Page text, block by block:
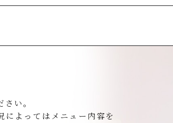
さい｡
よってはメニュー内容を